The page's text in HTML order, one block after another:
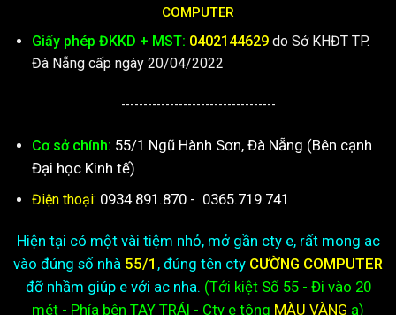
COMPUTER
Giấy phép ĐKKD + MST: 0402144629do Sở KHĐT TP.
Đà Nẵng cấp ngày 20/04/2022
-----------------------------------
Cơ sở chính: 55/1 Ngũ Hành Sơn, Đà Nẵng (Bên cạnh
Đại học Kinh tế)
Điện thoại: 0934.891.870 - 0365.719.741
Hiện tại có một vài tiệm nhỏ, mở gần cty e, rất mong ac
vào đúng số nhà 55/1 , đúng tên cty CƯỜNG COMPUTER
đỡ nhầm giúp e với ac nha. (Tới kiệtSố 55 - Đi vào 20
mét - Phía bên TAY TRÁI - Cty e tông MÀU VÀNG ạ)